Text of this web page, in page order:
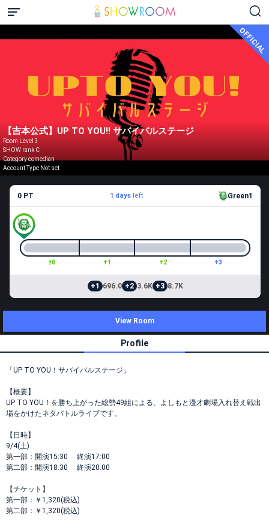
OFFICIAL
【吉本公式】UP TO YOU!! サバイバルステージ
Room Level 3
SHOW rank C
Category comedian
Account Type Not set
0 PT 1 daysleft Green1
±0 +1 +2 +3
+1 696.0 +2 3.6K +3 8.7K
View Room
Profile
「UP TO YOU！サバイバルステージ」
【概要】
UP TO YOU！を勝ち上がった総勢49組による、よしもと漫才劇場入れ替え戦出
場をかけたネタバトルライブです。
【日時】
9/4(土)
第一部：開演15:30 終演17:00
第二部：開演18:30 終演20:00
【チケット】
第一部：￥1,320(税込)
第二部：￥1,320(税込)